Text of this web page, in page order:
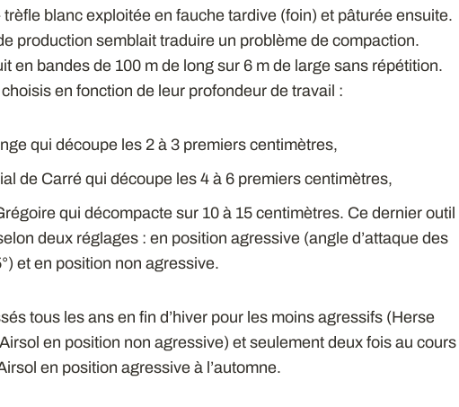
blanc exploitée en fauche tardive (foin) et pâturée ensuite.
production semblait traduire un problème de compaction.
en bandes de 100 m de long sur 6 m de large sans répétition.
en fonction de leur profondeur de travail :
qui découpe les 2 à 3 premiers centimètres,
de Carré qui découpe les 4 à 6 premiers centimètres,
qui décompacte sur 10 à 15 centimètres. Ce dernier outil
deux réglages : en position agressive (angle d’attaque des
et en position non agressive.
tous les ans en fin d’hiver pour les moins agressifs (Herse
en position non agressive) et seulement deux fois au cours
en position agressive à l’automne.